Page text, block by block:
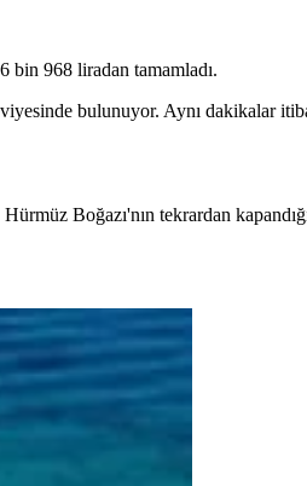
bin 968 liradan tamamladı.
bulunuyor. Aynı dakikalar
Boğazı'nın tekrardan